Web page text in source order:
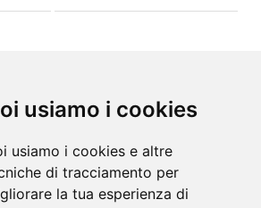
usiamo i cookies
usiamo i cookies e altre
di tracciamento per
la tua esperienza di
usiamo i cookies
usiamo i cookies e altre
di tracciamento per
la tua esperienza di
newsletter